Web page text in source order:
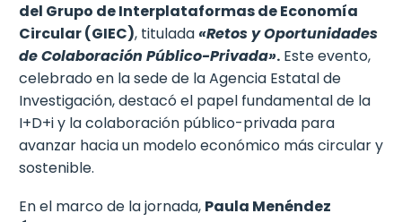
del Grupo de Interplataformas de Economía
Circular (GIEC), titulada«Retos y Oportunidades
de Colaboración Público-Privada». Este evento,
celebrado en la sede de la Agencia Estatal de
Investigación, destacó el papel fundamental de la
I+D+i y la colaboración público-privada para
avanzar hacia un modelo económico más circular y
sostenible.
En el marco de la jornada, Paula Menéndez